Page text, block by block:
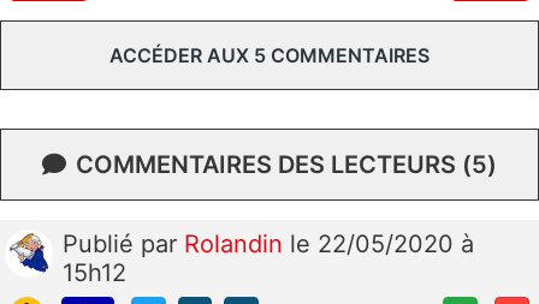
ACCÉDER AUX 5 COMMENTAIRES
COMMENTAIRES DES LECTEURS (5)
Publié par Rolandin le 22/05/2020 à
15h12